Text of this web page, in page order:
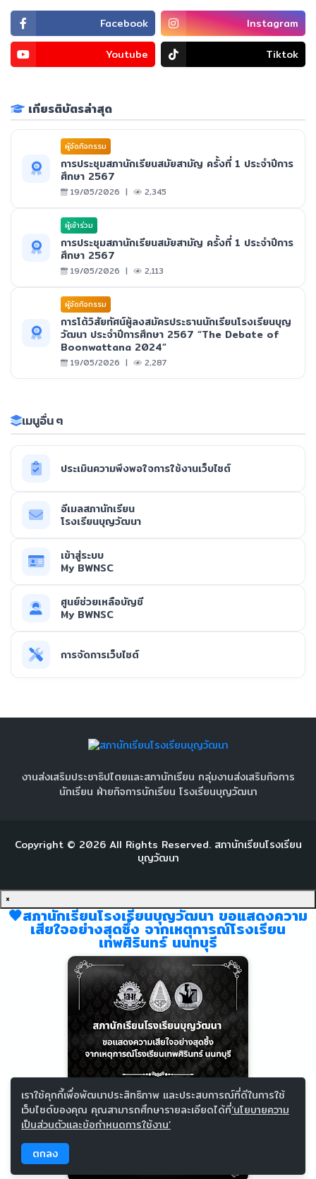
Facebook
Instagram
Youtube
Tiktok
เกียรติบัตรล่าสุด
ผูัจัดกิจกรรม
การประชุมสภานักเรียนสมัยสามัญ ครั้งที่ 1 ประจำปีการ
ศึกษา 2567
19/05/2026 | 2,345
ผู้เข้าร่วม
การประชุมสภานักเรียนสมัยสามัญ ครั้งที่ 1 ประจำปีการ
ศึกษา 2567
19/05/2026 | 2,113
ผูัจัดกิจกรรม
การโต้วิสัยทัศน์ผู้ลงสมัครประธานนักเรียนโรงเรียนบุญ
วัฒนา ประจำปีการศึกษา 2567 “The Debate of
Boonwattana 2024”
19/05/2026 | 2,287
เมนูอื่น ๆ
ประเมินความพึงพอใจการใช้งานเว็บไซต์
อีเมลสภานักเรียน
โรงเรียนบุญวัฒนา
เข้าสู่ระบบ
My BWNSC
ศูนย์ช่วยเหลือบัญชี
My BWNSC
การจัดการเว็บไซต์
งานส่งเสริมประชาธิปไตยและสภานักเรียน กลุ่มงานส่งเสริมกิจการ
นักเรียน ฝ่ายกิจการนักเรียน โรงเรียนบุญวัฒนา
Copyright © 2026All Rights Reserved. สภานักเรียนโรงเรียน
บุญวัฒนา
เราใช้คุกกี้เพื่อพัฒนาประสิทธิภาพ และประสบการณ์ที่ดีในการใช้
เว็บไซต์ของคุณ คุณสามารถศึกษารายละเอียดได้ที่‘นโยบายความ
เป็นส่วนตัวและข้อกำหนดการใช้งาน’
ตกลง
×
🖤สภานักเรียนโรงเรียนบุญวัฒนา ขอแสดงความ
เสียใจอย่างสุดซึ้ง จากเหตุการณ์โรงเรียน
เทพศิรินทร์ นนทบุรี